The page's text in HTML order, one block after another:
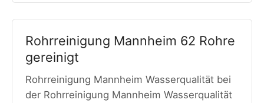
Rohrreinigung Mannheim 62 Rohre
gereinigt
Rohrreinigung Mannheim Wasserqualität bei
der Rohrreinigung Mannheim Wasserqualität